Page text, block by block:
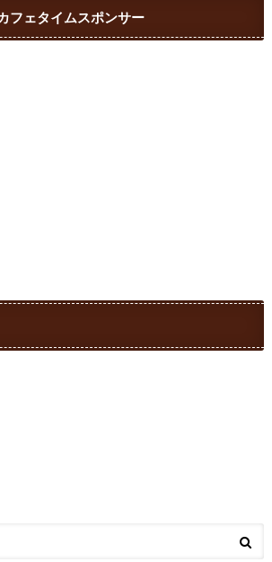
フェタイムスポンサー